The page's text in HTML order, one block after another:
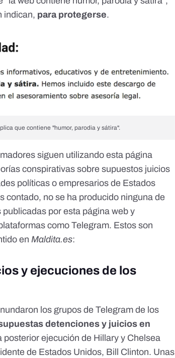
indican, para protegerse.
que contiene "humor, parodia y sátira".
siguen utilizando esta página
conspirativas sobre supuestos juicios
políticas o empresarios de Estados
contado, no se ha producido ninguna de
publicadas por esta página web y
como Telegram. Estos son
enMaldita.es:
y ejecuciones de los
los grupos de Telegram de los
detenciones y juicios en
posterior ejecución de Hillary y Chelsea
de Estados Unidos, Bill Clinton. Unas